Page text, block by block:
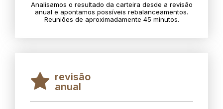
Analisamos o resultado da carteira desde a revisão
anual e apontamos possíveis rebalanceamentos.
Reuniões de aproximadamente 45 minutos.
revisão
anual